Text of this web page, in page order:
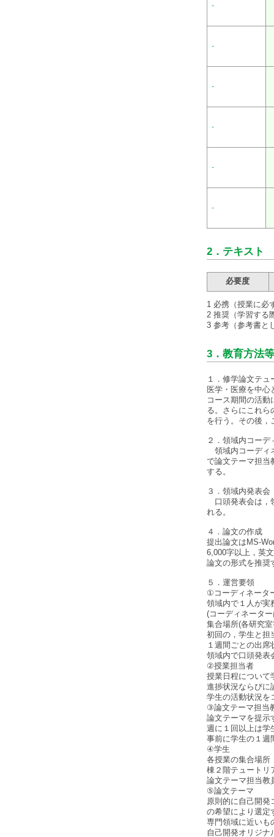
-
-
-
-
-
-
2． テキスト
必要度
1 必携（授業に必
2 推奨（学習する
3 参考（参考書と
3．教育方法
１．修学論文テ
医学・医療を中
コース期間の活
る。さらにこれら
を行う。その後，
２．領域内コー
領域内コーディ
で論文テーマ担当
する。
３．領域内発表会
口頭発表会は，
れる。
４．論文の作成
提出論文はMS-
6,000字以上，英
論文の形式を
５．運営要領
①コーディネータ
領域内で１人が実
(コーディネータ
集合場所(各研究
初回の，学生と担
１週間ごとの出
領域内で口頭発表
②授業担当者
授業日程について
進捗状況ならびに
学生の活動状況を
③論文テーマ担当
論文テーマを提示
週に１回以上は学
事前に学生の１週
④学生
各授業の集合場所
棟２階テュートリ
論文テーマ担当教
⑤論文テーマ
原則的に自己開
の希望により選定
専門領域に近いも
自己開発オリジナ